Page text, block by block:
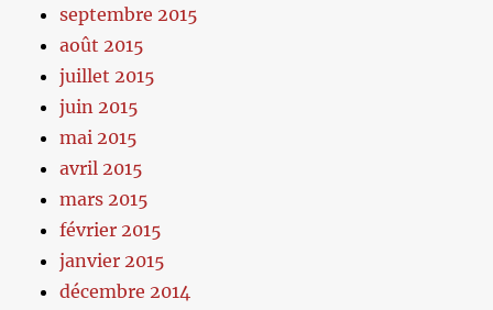
septembre 2015
août 2015
juillet 2015
juin 2015
mai 2015
avril 2015
mars 2015
février 2015
janvier 2015
décembre 2014